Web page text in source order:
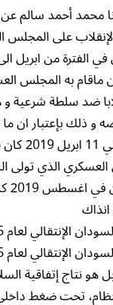
محمد أحمد سالم
على
ضد سلطة شرعية
و ذلك بإعتبار ان
الذي تولى
الإنتقالي لعام 2005
هو نتاج إتفاقية
تحت ضغط